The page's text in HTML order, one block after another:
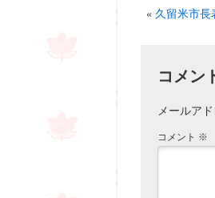
開
き
し
い
で
開
ま
す)
« 久留米市長
コメン
メールア
コメント ※